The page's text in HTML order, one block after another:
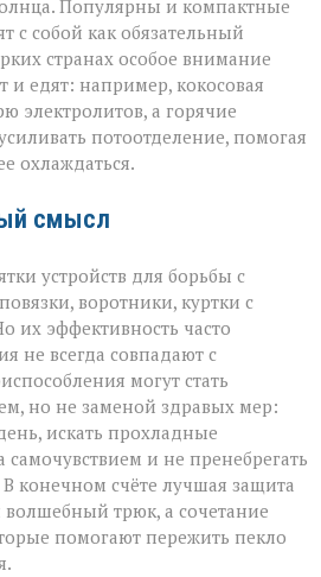
Популярны и компактные
с собой как обязательный
странах особое внимание
и едят: например, кокосовая
электролитов, а горячие
потоотделение, помогая
охлаждаться.
смысл
устройств для борьбы с
воротники, куртки с
их эффективность часто
не всегда совпадают с
могут стать
но не заменой здравых мер:
искать прохладные
и не пренебрегать
конечном счёте лучшая защита
трюк, а сочетание
помогают пережить пекло